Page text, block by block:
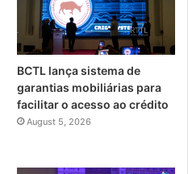
BCTL lança sistema de
garantias mobiliárias para
facilitar o acesso ao crédito
August 5, 2026